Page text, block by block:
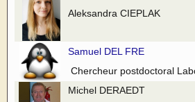
Aleksandra CIEPLAK
Samuel DEL FRE
Chercheur postdoctoral
Michel DERAEDT